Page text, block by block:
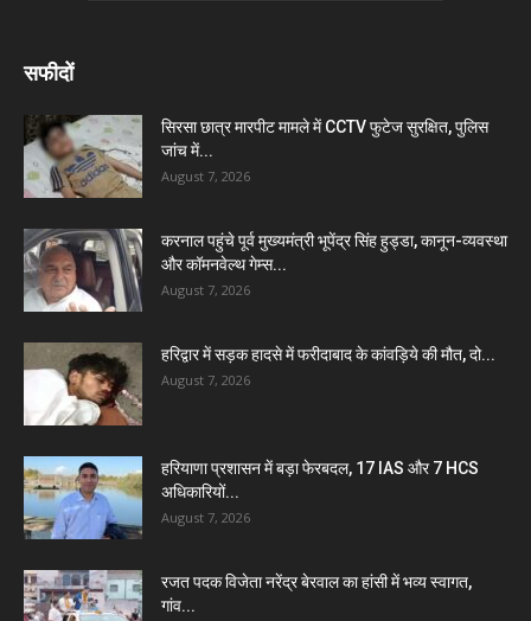
सफीदों
सिरसा छात्र मारपीट मामले में CCTV फुटेज सुरक्षित, पुलिस
जांच में...
August 7, 2026
करनाल पहुंचे पूर्व मुख्यमंत्री भूपेंद्र सिंह हुड्डा, कानून-व्यवस्था
और कॉमनवेल्थ गेम्स...
August 7, 2026
हरिद्वार में सड़क हादसे में फरीदाबाद के कांवड़िये की मौत, दो...
August 7, 2026
हरियाणा प्रशासन में बड़ा फेरबदल, 17 IAS और 7 HCS
अधिकारियों...
August 7, 2026
रजत पदक विजेता नरेंद्र बेरवाल का हांसी में भव्य स्वागत,
गांव...